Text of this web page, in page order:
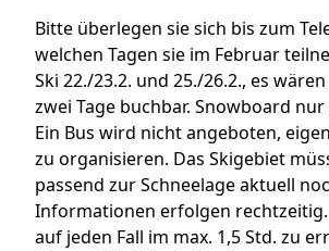
Bitte überlegen sie sich bis zum
welchen Tagen sie im Februar
Ski 22./23.2. und 25./26.2., es
zwei Tage buchbar. Snowboard nur
Ein Bus wird nicht angeboten,
zu organisieren. Das Skigebiet
passend zur Schneelage aktuell
Informationen erfolgen
auf jeden Fall im max. 1,5 Std. zu